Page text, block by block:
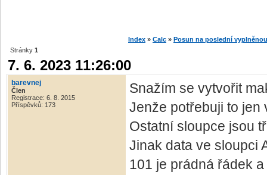
Index » Calc » Posun na poslední
Stránky 1
7. 6. 2023 11:26:00
barevnej
Člen
Registrace: 6. 8. 2015
Příspěvků: 173
Snažím se vytvořit
Jenže potřebuji to jen
Ostatní sloupce jsou
Jinak data ve sloupci
101 je prádná řádek